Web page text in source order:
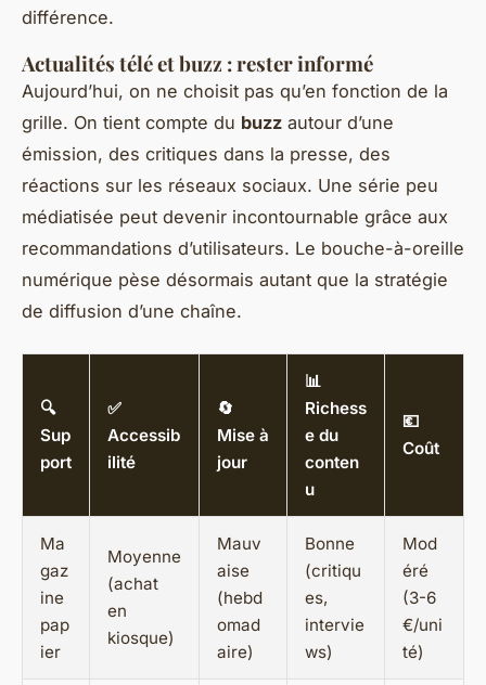
différence.
Actualités télé et buzz : rester informé
Aujourd’hui, on ne choisit pas qu’en fonction de la
grille. On tient compte du buzz autour d’une
émission, des critiques dans la presse, des
réactions sur les réseaux sociaux. Une série peu
médiatisée peut devenir incontournable grâce aux
recommandations d’utilisateurs. Le bouche-à-oreille
numérique pèse désormais autant que la stratégie
de diffusion d’une chaîne.
🔍
Sup
port
✅
Accessib
ilité
🔄
Mise à
jour
📊
Richess
e du
conten
u
💶
Coût
Ma
gaz
ine
pap
ier
Moyenne
(achat
en
kiosque)
Mauv
aise
(hebd
omad
aire)
Bonne
(critiqu
es,
intervie
ws)
Mod
éré
(3-6
€/uni
té)